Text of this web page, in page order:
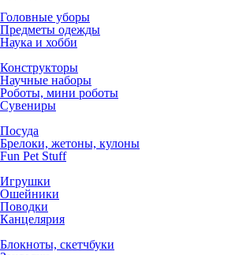
Головные уборы
Предметы одежды
Наука и хобби
Конструкторы
Научные наборы
Роботы, мини роботы
Сувениры
Посуда
Брелоки, жетоны, кулоны
Fun Pet Stuff
Игрушки
Ошейники
Поводки
Канцелярия
Блокноты, скетчбуки